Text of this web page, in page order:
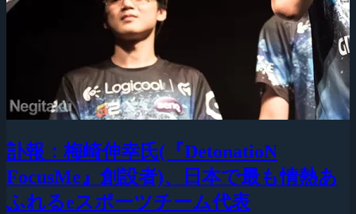
訃報：梅崎伸幸氏(『DetonatioN
FocusMe』創設者)、日本で最も情熱あ
ふれるeスポーツチーム代表